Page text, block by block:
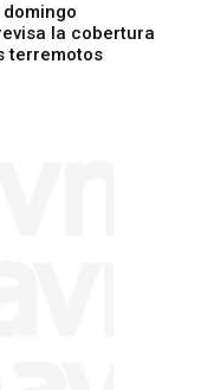
la cobertura
terremotos